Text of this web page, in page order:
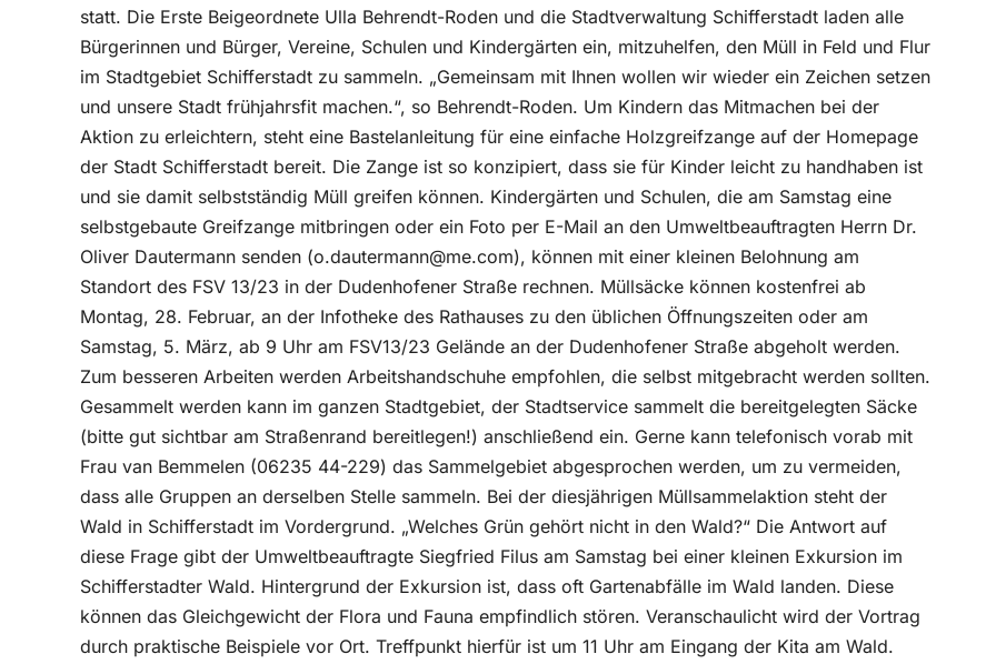
statt. Die Erste Beigeordnete Ulla Behrendt-Roden und die Stadtverwaltung Schifferstadt laden alle
Bürgerinnen und Bürger, Vereine, Schulen und Kindergärten ein, mitzuhelfen, den Müll in Feld und Flur
im Stadtgebiet Schifferstadt zu sammeln. „Gemeinsam mit Ihnen wollen wir wieder ein Zeichen setzen
und unsere Stadt frühjahrsfit machen.“, so Behrendt-Roden. Um Kindern das Mitmachen bei der
Aktion zu erleichtern, steht eine Bastelanleitung für eine einfache Holzgreifzange auf der Homepage
der Stadt Schifferstadt bereit. Die Zange ist so konzipiert, dass sie für Kinder leicht zu handhaben ist
und sie damit selbstständig Müll greifen können. Kindergärten und Schulen, die am Samstag eine
selbstgebaute Greifzange mitbringen oder ein Foto per E-Mail an den Umweltbeauftragten Herrn Dr.
Oliver Dautermann senden (o.dautermann@me.com), können mit einer kleinen Belohnung am
Standort des FSV 13/23 in der Dudenhofener Straße rechnen. Müllsäcke können kostenfrei ab
Montag, 28. Februar, an der Infotheke des Rathauses zu den üblichen Öffnungszeiten oder am
Samstag, 5. März, ab 9 Uhr am FSV13/23 Gelände an der Dudenhofener Straße abgeholt werden.
Zum besseren Arbeiten werden Arbeitshandschuhe empfohlen, die selbst mitgebracht werden sollten.
Gesammelt werden kann im ganzen Stadtgebiet, der Stadtservice sammelt die bereitgelegten Säcke
(bitte gut sichtbar am Straßenrand bereitlegen!) anschließend ein. Gerne kann telefonisch vorab mit
Frau van Bemmelen (06235 44-229) das Sammelgebiet abgesprochen werden, um zu vermeiden,
dass alle Gruppen an derselben Stelle sammeln. Bei der diesjährigen Müllsammelaktion steht der
Wald in Schifferstadt im Vordergrund. „Welches Grün gehört nicht in den Wald?“ Die Antwort auf
diese Frage gibt der Umweltbeauftragte Siegfried Filus am Samstag bei einer kleinen Exkursion im
Schifferstadter Wald. Hintergrund der Exkursion ist, dass oft Gartenabfälle im Wald landen. Diese
können das Gleichgewicht der Flora und Fauna empfindlich stören. Veranschaulicht wird der Vortrag
durch praktische Beispiele vor Ort. Treffpunkt hierfür ist um 11 Uhr am Eingang der Kita am Wald.